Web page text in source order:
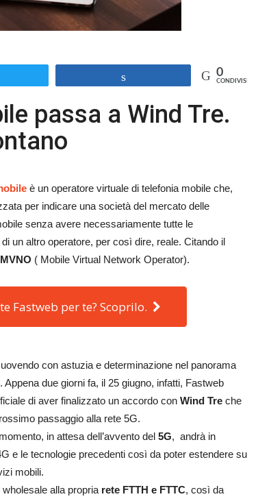
0
CONDIVISIONI
passa a Wind Tre.
è un operatore virtuale di telefonia mobile che,
per indicare una società del mercato delle
senza avere necessariamente tutte le
un altro operatore, per così dire, reale. Citando il
( Mobile Virtual Network Operator).
Fastweb per te? Scoprilo.
con astuzia e determinazione nel panorama
due giorni fa, il 25 giugno, infatti, Fastweb
di aver finalizzato un accordo con Wind Tre che
passaggio alla rete 5G.
in attesa dell’avvento del 5G, andrà in
e le tecnologie precedenti così da poter estendere su
mobili.
alla propria rete FTTH e FTTC, così da